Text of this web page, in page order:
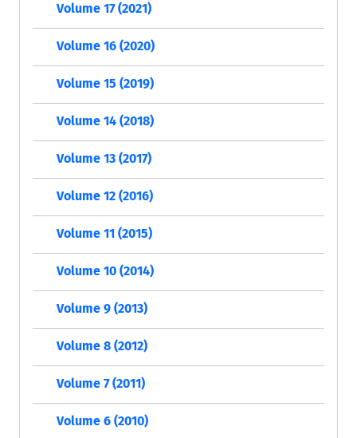
Volume 17 (2021)
Volume 16 (2020)
Volume 15 (2019)
Volume 14 (2018)
Volume 13 (2017)
Volume 12 (2016)
Volume 11 (2015)
Volume 10 (2014)
Volume 9 (2013)
Volume 8 (2012)
Volume 7 (2011)
Volume 6 (2010)